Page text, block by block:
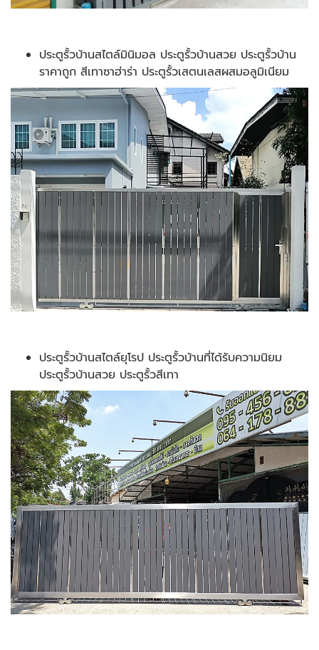
ประตูรั้วบ้านสไตล์มินิมอล ประตูรั้วบ้านสวย ประตูรั้วบ้าน
ราคาถูก สีเทาซาฮ่าร่า ประตูรั้วเสตนเลสผสมอลูมิเนียม
ประตูรั้วบ้านสไตล์ยุโรป ประตูรั้วบ้านที่ได้รับความนิยม
ประตูรั้วบ้านสวย ประตูรั้วสีเทา